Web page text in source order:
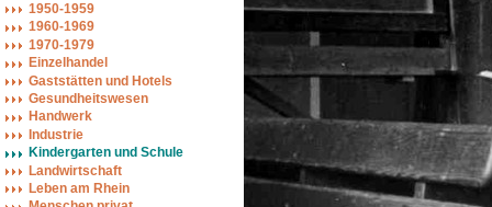
1950-1959
1960-1969
1970-1979
Einzelhandel
Gaststätten und Hotels
Gesundheitswesen
Handwerk
Industrie
Kindergarten und Schule
Landwirtschaft
Leben am Rhein